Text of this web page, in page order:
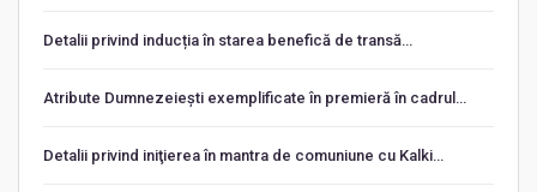
Detalii privind inducția în starea benefică de transă…
Atribute Dumnezeiești exemplificate în premieră în cadrul…
Detalii privind iniţierea în mantra de comuniune cu Kalki…